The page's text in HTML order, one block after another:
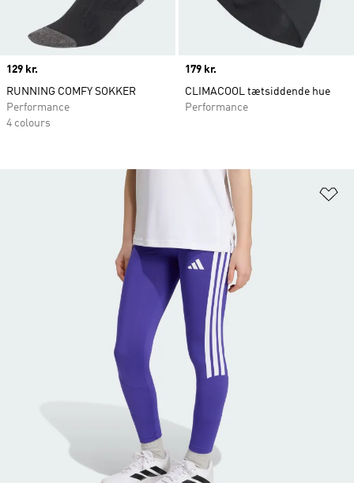
Price
129 kr.
RUNNING COMFY SOKKER
Performance
4 colours
Price
179 kr.
CLIMACOOL tætsiddende hue
Performance